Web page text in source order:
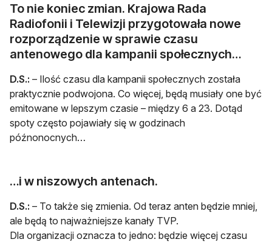
To nie koniec zmian. Krajowa Rada
Radiofonii i Telewizji przygotowała nowe
rozporządzenie w sprawie czasu
antenowego dla kampanii społecznych…
D.S.: – Ilość czasu dla kampanii społecznych została
praktycznie podwojona. Co więcej, będą musiały one być
emitowane w lepszym czasie – między 6 a 23. Dotąd
spoty często pojawiały się w godzinach
późnonocnych…
…i w niszowych antenach.
D.S.: – To także się zmienia. Od teraz anten będzie mniej,
ale będą to najważniejsze kanały TVP.
Dla organizacji oznacza to jedno: będzie więcej czasu